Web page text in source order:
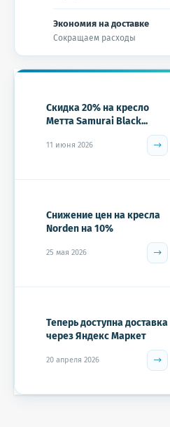
Экономия на доставке
Сокращаем расходы
Скидка 20% на кресло
Метта Samurai Black...
11 июня 2026
Снижение цен на кресла
Norden на 10%
25 мая 2026
Теперь доступна доставка
через Яндекс Маркет
20 апреля 2026